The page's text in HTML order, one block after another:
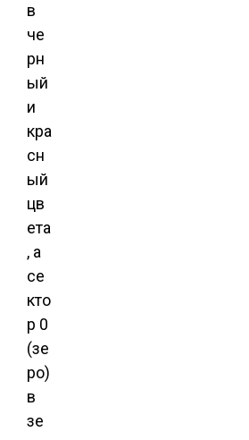
в
че
рн
ый
и
кра
сн
ый
цв
ета
, а
се
кто
р 0
(зе
ро)
в
зе